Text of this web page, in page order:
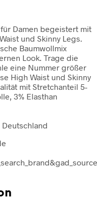
für Damen begeistert mit
und Skinny Legs.
Baumwollmix
Look. Trage die
eine Nummer größer
High Waist und Skinny
mit Stretchanteil 5-
3% Elasthan
Deutschland